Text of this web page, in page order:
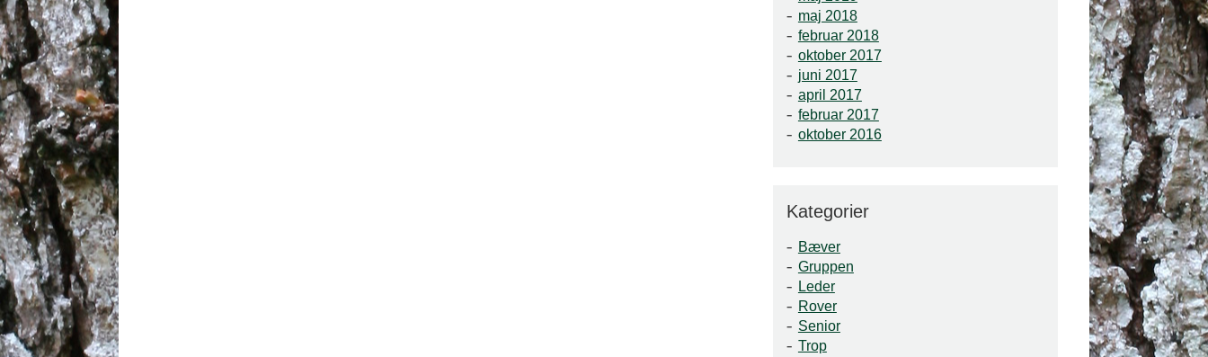
maj 2018
februar 2018
oktober 2017
juni 2017
april 2017
februar 2017
oktober 2016
Kategorier
Bæver
Gruppen
Leder
Rover
Senior
Trop